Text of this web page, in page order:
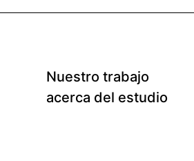
Nuestro trabajo
acerca del estudio